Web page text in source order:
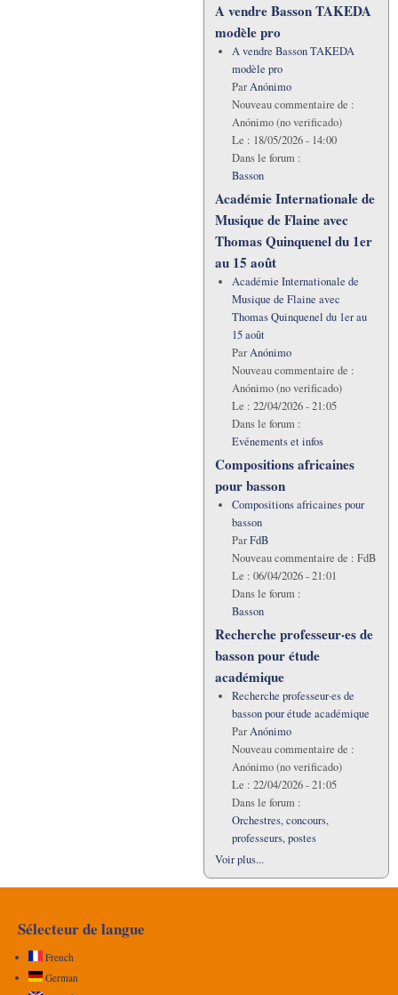
A vendre Basson TAKEDA
modèle pro
A vendre Basson TAKEDA
modèle pro
ParAnónimo
Nouveau commentaire de :
Anónimo (no verificado)
Le : 18/05/2026 - 14:00
Dans le forum :
Basson
Académie Internationale de
Musique de Flaine avec
Thomas Quinquenel du 1er
au 15 août
Académie Internationale de
Musique de Flaine avec
Thomas Quinquenel du 1er au
15 août
ParAnónimo
Nouveau commentaire de :
Anónimo (no verificado)
Le : 22/04/2026 - 21:05
Dans le forum :
Evénements et infos
Compositions africaines
pour basson
Compositions africaines pour
basson
ParFdB
Nouveau commentaire de : FdB
Le : 06/04/2026 - 21:01
Dans le forum :
Basson
Recherche professeur·es de
basson pour étude
académique
Recherche professeur·es de
basson pour étude académique
ParAnónimo
Nouveau commentaire de :
Anónimo (no verificado)
Le : 22/04/2026 - 21:05
Dans le forum :
Orchestres, concours,
professeurs, postes
Voir plus...
Sélecteur de langue
French
German